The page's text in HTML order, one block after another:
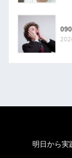
明日から実